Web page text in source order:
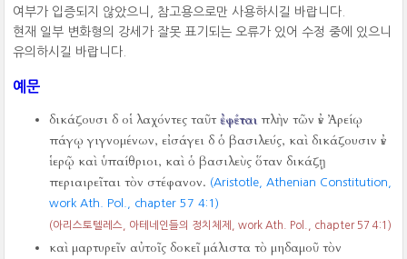
여부가 입증되지 않았으니, 참고용으로만 사용하시길 바랍니다.
현재 일부 변화형의 강세가 잘못 표기되는 오류가 있어 수정 중에 있으니
유의하시길 바랍니다.
예문
δικάζουσι δ οἱ λαχόντες ταῦτἐφέταιπλὴν τῶν ἐν Ἀρείῳ
πάγῳ γιγνομένων, εἰσάγει δ ὁ βασιλεύς, καὶ δικάζουσιν ἐν
ἱερῷ καὶ ὑπαίθριοι, καὶ ὁ βασιλεὺς ὅταν δικάζῃ
περιαιρεῖται τὸν στέφανον. (Aristotle, Athenian Constitution,
work Ath. Pol., chapter 57 4:1)
(아리스토텔레스, 아테네인들의 정치체제, work Ath. Pol., chapter 57 4:1)
καὶ μαρτυρεῖν αὐτοῖς δοκεῖ μάλιστα τὸ μηδαμοῦ τὸν